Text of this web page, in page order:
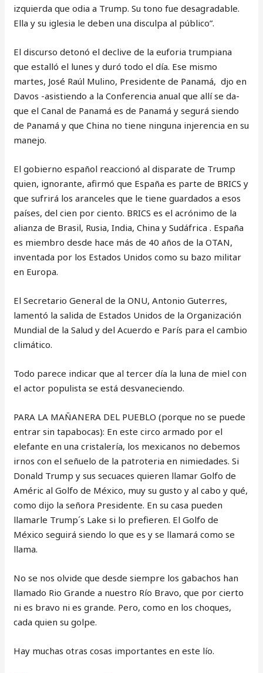
izquierda que odia a Trump. Su tono fue desagradable.
Ella y su iglesia le deben una disculpa al público”.
El discurso detonó el declive de la euforia trumpiana
que estalló el lunes y duró todo el día. Ese mismo
martes, José Raúl Mulino, Presidente de Panamá, djo en
Davos -asistiendo a la Conferencia anual que allí se da-
que el Canal de Panamá es de Panamá y segurá siendo
de Panamá y que China no tiene ninguna injerencia en su
manejo.
El gobierno español reaccionó al disparate de Trump
quien, ignorante, afirmó que España es parte de BRICS y
que sufrirá los aranceles que le tiene guardados a esos
países, del cien por ciento. BRICS es el acrónimo de la
alianza de Brasil, Rusia, India, China y Sudáfrica . España
es miembro desde hace más de 40 años de la OTAN,
inventada por los Estados Unidos como su bazo militar
en Europa.
El Secretario General de la ONU, Antonio Guterres,
lamentó la salida de Estados Unidos de la Organización
Mundial de la Salud y del Acuerdo e París para el cambio
climático.
Todo parece indicar que al tercer día la luna de miel con
el actor populista se está desvaneciendo.
PARA LA MAÑANERA DEL PUEBLO (porque no se puede
entrar sin tapabocas): En este circo armado por el
elefante en una cristalería, los mexicanos no debemos
irnos con el señuelo de la patroteria en nimiedades. Si
Donald Trump y sus secuaces quieren llamar Golfo de
Améric al Golfo de México, muy su gusto y al cabo y qué,
como dijo la señora Presidente. En su casa pueden
llamarle Trump´s Lake si lo prefieren. El Golfo de
México seguirá siendo lo que es y se llamará como se
llama.
No se nos olvide que desde siempre los gabachos han
llamado Rio Grande a nuestro Río Bravo, que por cierto
ni es bravo ni es grande. Pero, como en los choques,
cada quien su golpe.
Hay muchas otras cosas importantes en este lío.